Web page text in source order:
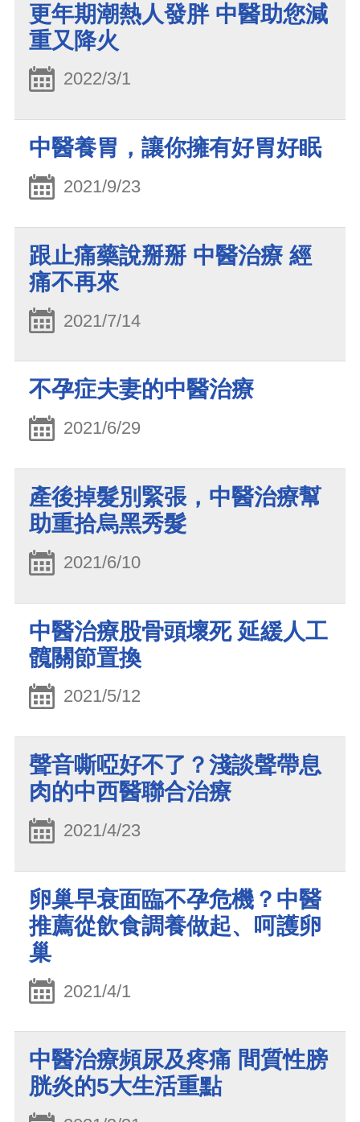
更年期潮熱人發胖 中醫助您減
重又降火
2022/3/1
中醫養胃，讓你擁有好胃好眠
2021/9/23
跟止痛藥說掰掰 中醫治療 經
痛不再來
2021/7/14
不孕症夫妻的中醫治療
2021/6/29
產後掉髮別緊張，中醫治療幫
助重拾烏黑秀髮
2021/6/10
中醫治療股骨頭壞死 延緩人工
髖關節置換
2021/5/12
聲音嘶啞好不了？淺談聲帶息
肉的中西醫聯合治療
2021/4/23
卵巢早衰面臨不孕危機？中醫
推薦從飲食調養做起、呵護卵
巢
2021/4/1
中醫治療頻尿及疼痛 間質性膀
胱炎的5大生活重點